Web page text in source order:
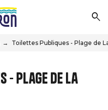
Toilettes Publiques - Plage de
Plage de La